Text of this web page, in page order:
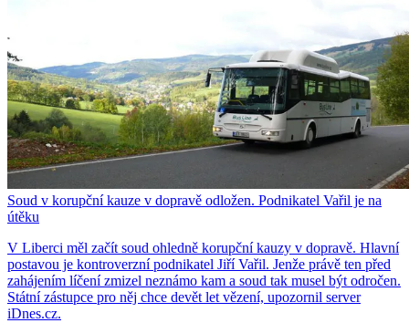
Soud v korupční kauze v dopravě odložen. Podnikatel Vařil je na
útěku
V Liberci měl začít soud ohledně korupční kauzy v dopravě. Hlavní
postavou je kontroverzní podnikatel Jiří Vařil. Jenže právě ten před
zahájením líčení zmizel neznámo kam a soud tak musel být odročen.
Státní zástupce pro něj chce devět let vězení, upozornil server
iDnes.cz.